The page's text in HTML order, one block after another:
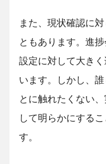
また、現状確認に
ともあります。進
設定に対して大き
います。しかし、
とに触れたくない
して明らかにする
す。